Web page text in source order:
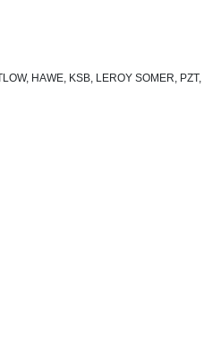
HAWE, KSB, LEROY SOMER,